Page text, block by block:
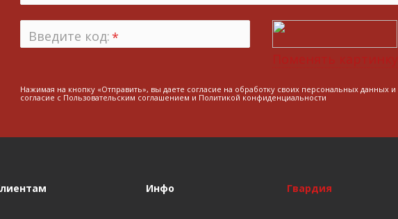
Введите код:*
Поменять картинку
Нажимая на кнопку «Отправить», вы даете согласие на обработку своих персональных данных и
согласие с Пользовательским соглашением и Политикой конфиденциальности
Инфо Гвардия